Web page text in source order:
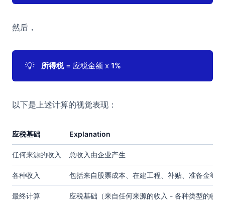
然后，
💡 所得税= 应税金额 x1%
以下是上述计算的视觉表现：
应税基础 Explanation
任何来源的收入 总收入由企业产生
各种收入 包括来自股票成本、在建工程、补贴、准备金等
最终计算 应税基础（来自任何来源的收入 - 各种类型的收